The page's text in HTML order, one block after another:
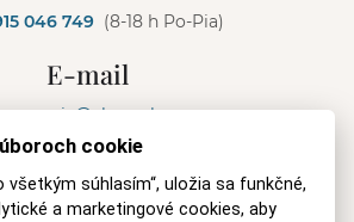
046 749 (8-18 h Po-Pia)
E-mail
recepcia@akmv.sk
Adresa
kancelária s. r. o.
cookie
všetkým súhlasím“, uložia sa funkčné,
a marketingové cookies, aby